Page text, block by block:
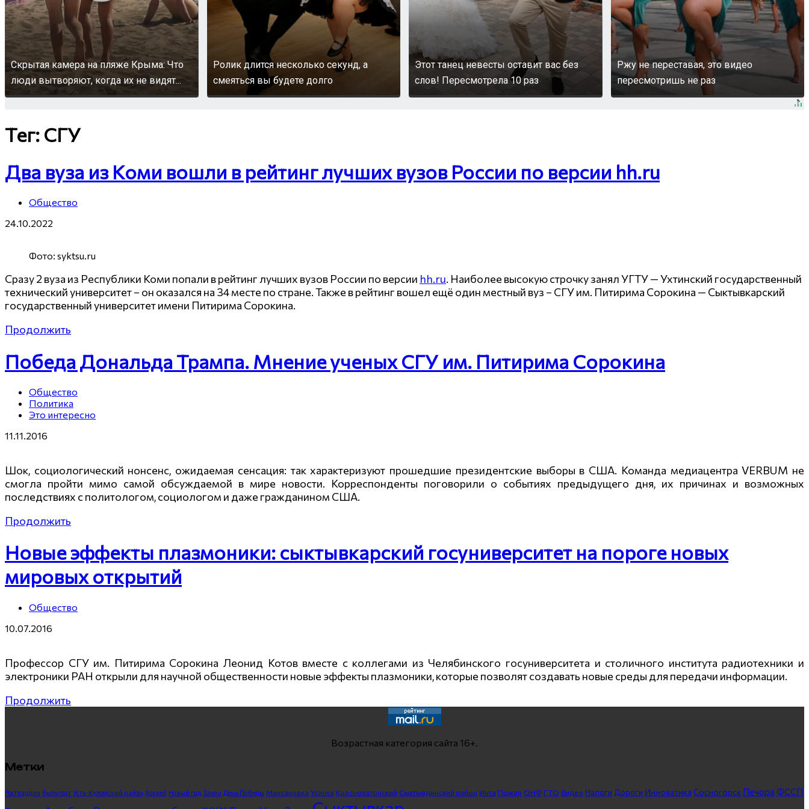
Скрытая камера на пляже Крыма: Что
люди вытворяют, когда их не видят...
Ролик длится несколько секунд, а
смеяться вы будете долго
Этот танец невесты оставит вас без
слов! Пересмотрела 10 раз
Ржу не переставая, это видео
пересмотришь не раз
Тег: СГУ
Два вуза из Коми вошли в рейтинг лучших вузов России по версии hh.ru
Общество
24.10.2022
Фото: syktsu.ru
Сразу 2 вуза из Республики Коми попали в рейтинг лучших вузов России по версии hh.ru. Наиболее высокую строчку занял УГТУ — Ухтинский государственный
технический университет – он оказался на 34 месте по стране. Также в рейтинг вошел ещё один местный вуз – СГУ им. Питирима Сорокина — Сыктывкарский
государственный университет имени Питирима Сорокина.
Продолжить
Победа Дональда Трампа. Мнение ученых СГУ им. Питирима Сорокина
Общество
Политика
Это интересно
11.11.2016
Шок, социологический нонсенс, ожидаемая сенсация: так характеризуют прошедшие президентские выборы в США. Команда медиацентра VERBUM не
смогла пройти мимо самой обсуждаемой в мире новости. Корреспонденты поговорили о событиях предыдущего дня, их причинах и возможных
последствиях с политологом, социологом и даже гражданином США.
Продолжить
Новые эффекты плазмоники: сыктывкарский госуниверситет на пороге новых
мировых открытий
Общество
10.07.2016
Профессор СГУ им. Питирима Сорокина Леонид Котов вместе с коллегами из Челябинского госуниверситета и столичного института радиотехники и
электроники РАН открыли для научной общественности новые эффекты плазмоники, которые позволят создавать новые среды для передачи информации.
Продолжить
Возрастная категория сайта 16+.
Метки
Росгвардия Выльгорт Усть-Куломский район Хоккей Новый год Закон День Победы Максаковка Усинск Краснозатонский Сыктывдинский район Инта Пожар ОНФ ГТО Видео Налоги Дороги Инноватика Сосногорск Печора ФССП